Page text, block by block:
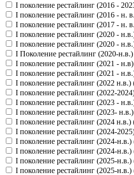
I поколение рестайлинг (2016 -
I поколение рестайлинг (2016 - н.
I поколение рестайлинг (2017 - н.
I поколение рестайлинг (2020 -
I поколение рестайлинг (2020 -
I Поколение рестайлинг (2020-
I поколение рестайлинг (2021 -
I поколение рестайлинг (2021 -
I поколение рестайлинг (2022 н.в.)
I поколение рестайлинг (2022-
I поколение рестайлинг (2023 -
I поколение рестайлинг (2023-
I поколение рестайлинг (2024 н.в.)
I поколение рестайлинг (2024-
I поколение рестайлинг (2024-н.в.)
I поколение рестайлинг (2024-н.в.)
I поколение рестайлинг (2025-н.в.)
I поколение рестайлинг (2025-н.в.)